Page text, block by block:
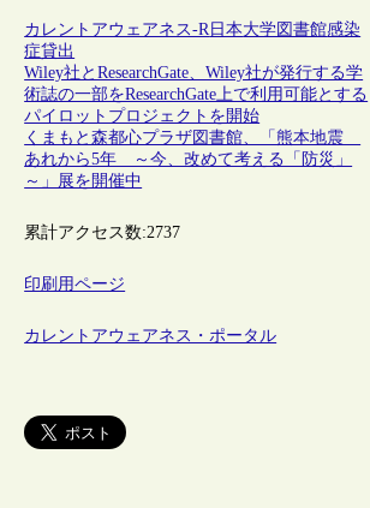
カレントアウェアネス-R 日本大学図書館感染
症貸出
Wiley社とResearchGate、Wiley社が発行する学
術誌の一部をResearchGate上で利用可能とする
パイロットプロジェクトを開始
くまもと森都心プラザ図書館、「熊本地震
あれから5年 ～今、改めて考える「防災」
～」展を開催中
累計アクセス数:2737
印刷用ページ
カレントアウェアネス・ポータル